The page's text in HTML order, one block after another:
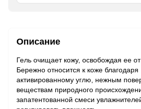
Описание
Гель очищает кожу, освобождая ее от
Бережно относится к коже благодаря
активированному углю, нежным
веществам природного
запатентованной смеси